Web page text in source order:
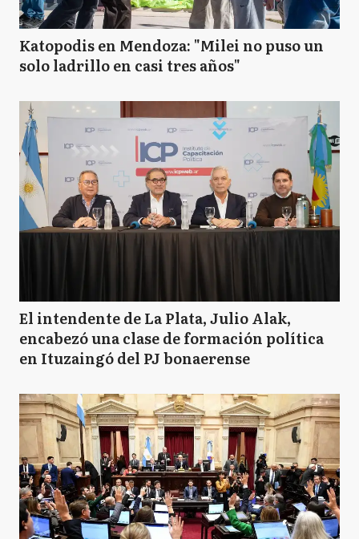
Katopodis en Mendoza: "Milei no puso un
solo ladrillo en casi tres años"
El intendente de La Plata, Julio Alak,
encabezó una clase de formación política
en Ituzaingó del PJ bonaerense